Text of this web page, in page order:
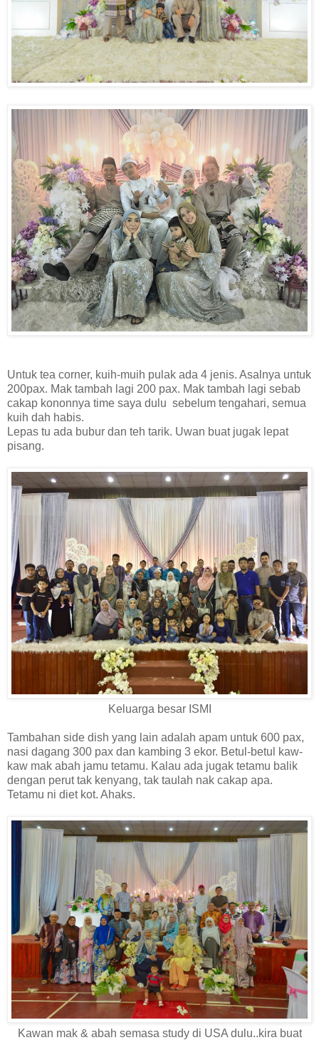
Untuk tea corner, kuih-muih pulak ada 4 jenis. Asalnya untuk
200pax. Mak tambah lagi 200 pax. Mak tambah lagi sebab
cakap kononnya time saya dulu sebelum tengahari, semua
kuih dah habis.
Lepas tu ada bubur dan teh tarik. Uwan buat jugak lepat
pisang.
Keluarga besar ISMI
Tambahan side dish yang lain adalah apam untuk 600 pax,
nasi dagang 300 pax dan kambing 3 ekor. Betul-betul kaw-
kaw mak abah jamu tetamu. Kalau ada jugak tetamu balik
dengan perut tak kenyang, tak taulah nak cakap apa.
Tetamu ni diet kot. Ahaks.
Kawan mak & abah semasa study di USA dulu..kira buat